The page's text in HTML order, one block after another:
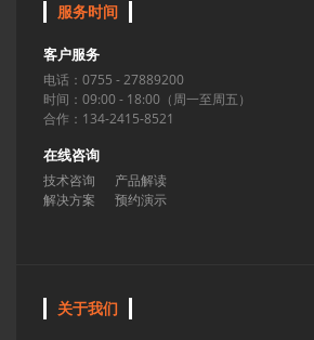
服务时间
客户服务
电话：0755 - 27889200
时间：09:00 - 18:00（周一至周五）
合作：134-2415-8521
在线咨询
技术咨询
产品解读
解决方案
预约演示
关于我们